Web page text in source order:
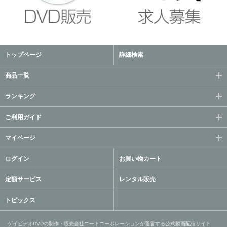
トップページ 詳細検索
商品一覧
ランキング
ご利用ガイド
マイページ
ログイン お買い物カート
定額サービス レンタル販売
トピックス
ゲイビデオDVDの制作・販売会社コートコーポレーションが運営する公式動画配信サイト